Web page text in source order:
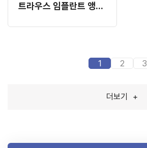
트라우스 임플란트 앵글 옵틱 핸드피스 20:1 (TRAUS CRB46LN)
1 2 3
더보기 +